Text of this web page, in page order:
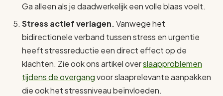
Ga alleen als je daadwerkelijk een volle blaas voelt.
Stress actief verlagen.Vanwege het
bidirectionele verband tussen stress en urgentie
heeft stressreductie een direct effect op de
klachten. Zie ook ons artikel overslaapproblemen
tijdens de overgangvoor slaaprelevante aanpakken
die ook het stressniveau beïnvloeden.